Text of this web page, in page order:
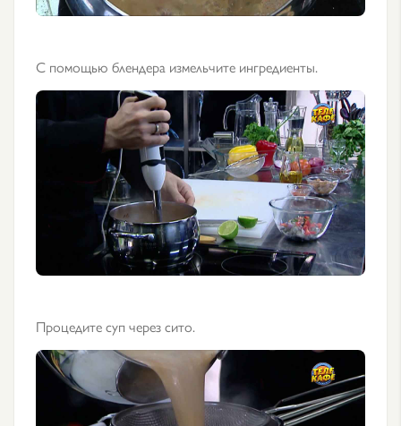
С помощью блендера измельчите ингредиенты.
Процедите суп через сито.